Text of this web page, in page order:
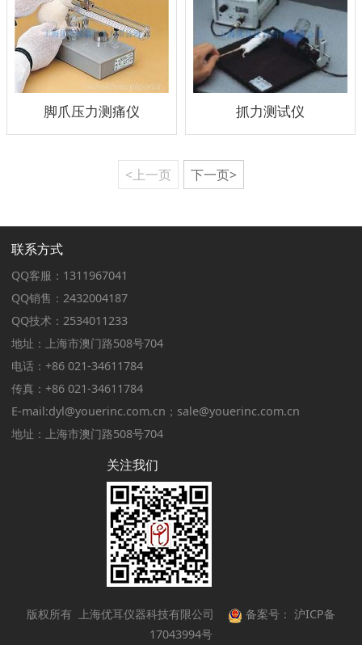
脚爪压力测痛仪 抓力测试仪
<上一页 下一页>
联系方式
QQ客服：1311967041
QQ销售：2432004187
QQ技术：2534011233
地址：上海市澳门路508号704
电话：+86 021-34611784
传真：+86 021-34611784
E-mail:dyl@youerinc.com.cn；sale@youerinc.com.cn
地址：上海市澳门路508号704
关注我们
版权所有 上海优耳仪器科技有限公司 备案号： 沪ICP备
17043994号